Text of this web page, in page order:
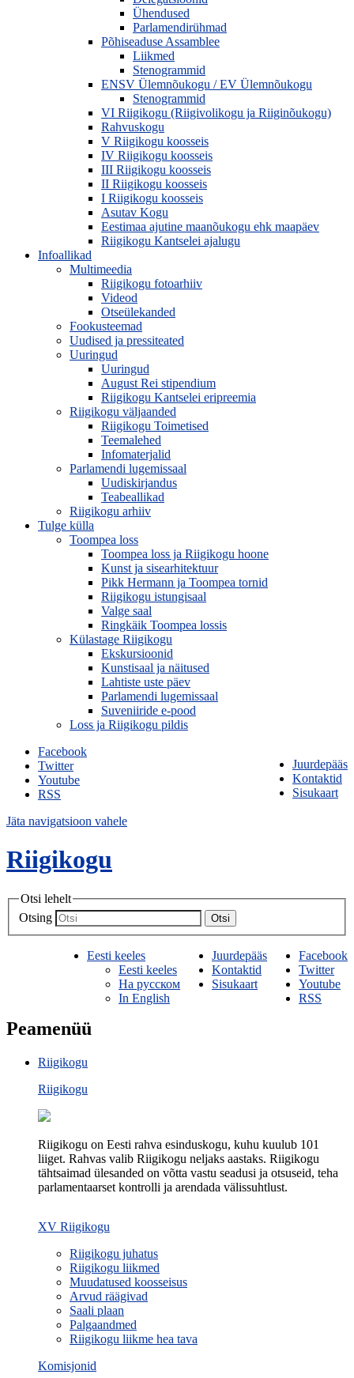
Ühendused
Parlamendirühmad
Põhiseaduse Assamblee
Liikmed
Stenogrammid
ENSV Ülemnõukogu / EV Ülemnõukogu
Stenogrammid
VI Riigikogu (Riigivolikogu ja Riiginõukogu)
Rahvuskogu
V Riigikogu koosseis
IV Riigikogu koosseis
III Riigikogu koosseis
II Riigikogu koosseis
I Riigikogu koosseis
Asutav Kogu
Eestimaa ajutine maanõukogu ehk maapäev
Riigikogu Kantselei ajalugu
Infoallikad
Multimeedia
Riigikogu fotoarhiiv
Videod
Otseülekanded
Fookusteemad
Uudised ja pressiteated
Uuringud
Uuringud
August Rei stipendium
Riigikogu Kantselei eripreemia
Riigikogu väljaanded
Riigikogu Toimetised
Teemalehed
Infomaterjalid
Parlamendi lugemissaal
Uudiskirjandus
Teabeallikad
Riigikogu arhiiv
Tulge külla
Toompea loss
Toompea loss ja Riigikogu hoone
Kunst ja sisearhitektuur
Pikk Hermann ja Toompea tornid
Riigikogu istungisaal
Valge saal
Ringkäik Toompea lossis
Külastage Riigikogu
Ekskursioonid
Kunstisaal ja näitused
Lahtiste uste päev
Parlamendi lugemissaal
Suveniiride e-pood
Loss ja Riigikogu pildis
Juurdepääs
Kontaktid
Sisukaart
Facebook
Twitter
Youtube
RSS
Jäta navigatsioon vahele
Riigikogu
Otsi lehelt
Otsing
Otsi
Facebook
Twitter
Youtube
RSS
Juurdepääs
Kontaktid
Sisukaart
Eesti keeles
Eesti keeles
На русском
In English
Peamenüü
Riigikogu
Riigikogu
Riigikogu on Eesti rahva esinduskogu, kuhu kuulub 101
liiget. Rahvas valib Riigikogu neljaks aastaks. Riigikogu
tähtsaimad ülesanded on võtta vastu seadusi ja otsuseid, teha
parlamentaarset kontrolli ja arendada välissuhtlust.
XV Riigikogu
Riigikogu juhatus
Riigikogu liikmed
Muudatused koosseisus
Arvud räägivad
Saali plaan
Palgaandmed
Riigikogu liikme hea tava
Komisjonid